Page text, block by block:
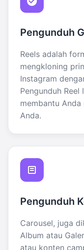
Pengunduh
Reels adalah
mengkloning
Instagram
Pengunduh
membantu
Anda.
Pengunduh
Carousel, juga
Album atau
atau konten